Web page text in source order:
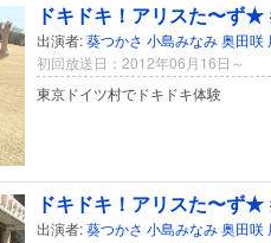
ドキドキ！アリスた〜ず★
出演者:葵つかさ 小島みなみ奥田咲
初回放送日：2012年06月16日～
東京ドイツ村でドキドキ体験
ドキドキ！アリスた〜ず★
出演者:葵つかさ 小島みなみ奥田咲